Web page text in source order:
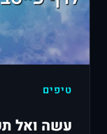
טיפים